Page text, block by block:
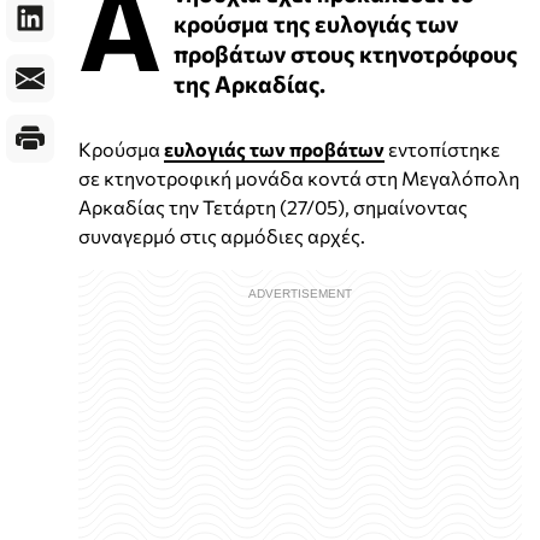
κρούσμα της ευλογιάς των
προβάτων στους κτηνοτρόφους
της Αρκαδίας.
Κρούσμα ευλογιάς των προβάτων εντοπίστηκε
σε κτηνοτροφική μονάδα κοντά στη Μεγαλόπολη
Αρκαδίας την Τετάρτη (27/05), σημαίνοντας
συναγερμό στις αρμόδιες αρχές.